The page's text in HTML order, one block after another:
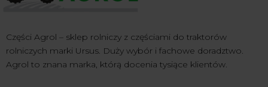
Części Agrol – sklep rolniczy z częściami do traktorów
rolniczych marki Ursus. Duży wybór i fachowe doradztwo.
Agrol to znana marka, którą docenia tysiące klientów.